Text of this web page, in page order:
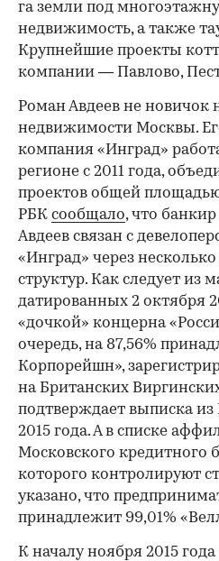
га земли под
недвижимость, а также
Крупнейшие проекты
компании — Павлово,
Роман Авдеев не новичок
недвижимости Москвы.
компания «Инград»
регионе с 2011 года,
проектов общей
РБК сообщало, что
Авдеев связан с
«Инград» через
структур. Как следует из
датированных 2 октября
«дочкой» концерна
очередь, на 87,56%
Корпорейшн»,
на Британских
подтверждает выписка
2015 года. А в списке
Московского кредитного
которого контролируют
указано, что
принадлежит 99,01%
К началу ноября 2015